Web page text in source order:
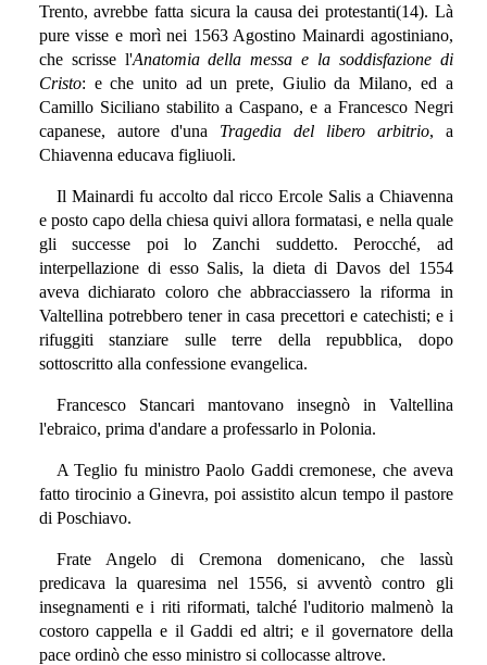
Trento, avrebbe fatta sicura la causa dei protestanti(14). Là
pure visse e morì nei 1563 Agostino Mainardi agostiniano,
che scrisse l'Anatomia della messa e la soddisfazione di
Cristo: e che unito ad un prete, Giulio da Milano, ed a
Camillo Siciliano stabilito a Caspano, e a Francesco Negri
capanese, autore d'una Tragedia del libero arbitrio, a
Chiavenna educava figliuoli.
Il Mainardi fu accolto dal ricco Ercole Salis a Chiavenna
e posto capo della chiesa quivi allora formatasi, e nella quale
gli successe poi lo Zanchi suddetto. Perocché, ad
interpellazione di esso Salis, la dieta di Davos del 1554
aveva dichiarato coloro che abbracciassero la riforma in
Valtellina potrebbero tener in casa precettori e catechisti; e i
rifuggiti stanziare sulle terre della repubblica, dopo
sottoscritto alla confessione evangelica.
Francesco Stancari mantovano insegnò in Valtellina
l'ebraico, prima d'andare a professarlo in Polonia.
A Teglio fu ministro Paolo Gaddi cremonese, che aveva
fatto tirocinio a Ginevra, poi assistito alcun tempo il pastore
di Poschiavo.
Frate Angelo di Cremona domenicano, che lassù
predicava la quaresima nel 1556, si avventò contro gli
insegnamenti e i riti riformati, talché l'uditorio malmenò la
costoro cappella e il Gaddi ed altri; e il governatore della
pace ordinò che esso ministro si collocasse altrove.